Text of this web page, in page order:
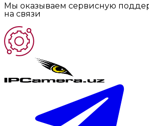
Мы оказываем сервисную
на связи